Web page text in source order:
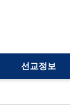
선교정보